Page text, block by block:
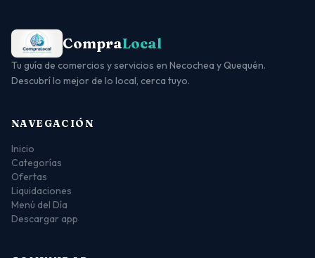
CompraLocal
Tu guía de comercios y servicios en Necochea y Quequén.
Descubrí lo mejor de lo local, cerca tuyo.
NAVEGACIÓN
Inicio
Categorías
Ofertas
Liquidaciones
Menú del Día
Descargar app